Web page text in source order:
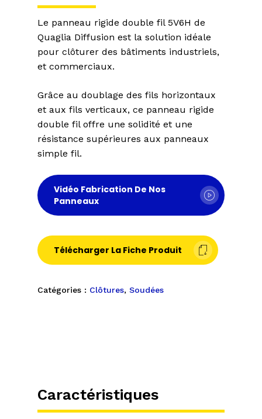
Le panneau rigide double fil 5V6H de
Quaglia Diffusion est la solution idéale
pour clôturer des bâtiments industriels,
et commerciaux.
Grâce au doublage des fils horizontaux
et aux fils verticaux, ce panneau rigide
double fil offre une solidité et une
résistance supérieures aux panneaux
simple fil.
Vidéo Fabrication De Nos
Panneaux
Télécharger La Fiche Produit
Catégories : Clôtures, Soudées
Caractéristiques